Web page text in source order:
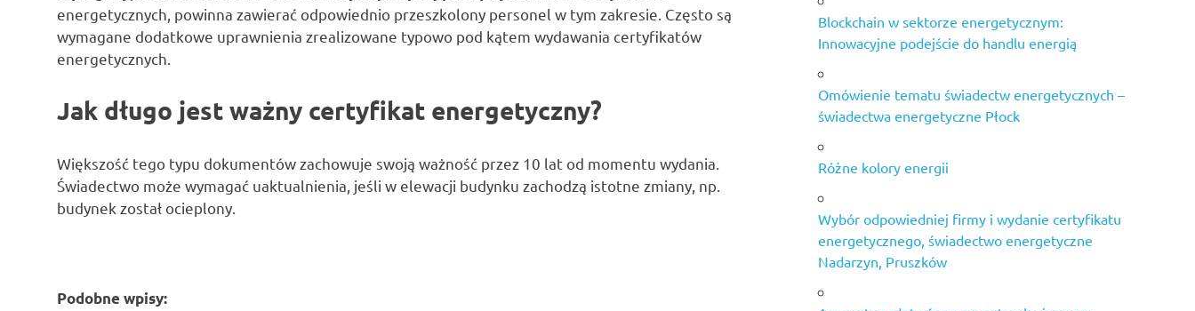
energetycznych, powinna zawierać odpowiednio przeszkolony personel w tym zakresie. Często są
wymagane dodatkowe uprawnienia zrealizowane typowo pod kątem wydawania certyfikatów
energetycznych.
Jak długo jest ważny certyfikat energetyczny?
Większość tego typu dokumentów zachowuje swoją ważność przez 10 lat od momentu wydania.
Świadectwo może wymagać uaktualnienia, jeśli w elewacji budynku zachodzą istotne zmiany, np.
budynek został ocieplony.
Podobne wpisy:
Blockchain w sektorze energetycznym:
Innowacyjne podejście do handlu energią
Omówienie tematu świadectw energetycznych –
świadectwa energetyczne Płock
Różne kolory energii
Wybór odpowiedniej firmy i wydanie certyfikatu
energetycznego, świadectwo energetyczne
Nadarzyn, Pruszków